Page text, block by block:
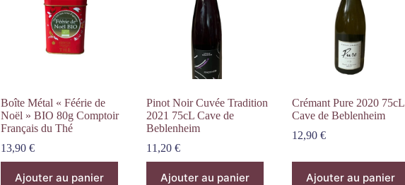
Boîte Métal « Féérie de
Noël » BIO 80g Comptoir
Français du Thé
13,90 €
Ajouter au panier
Pinot Noir Cuvée Tradition
2021 75cL Cave de
Beblenheim
11,20€
Ajouter au panier
Crémant Pure 2020 75cL
Cave de Beblenheim
12,90€
Ajouter au panier